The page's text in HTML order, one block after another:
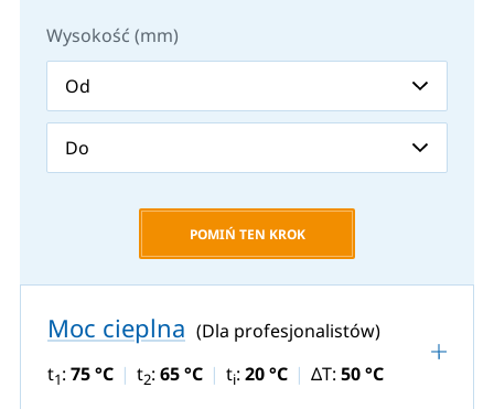
Wysokość (mm)
POMIŃ TEN KROK
Moc cieplna (Dla profesjonalistów)
t1: 75 °C t2: 65 °C ti: 20 °C ΔT: 50 °C